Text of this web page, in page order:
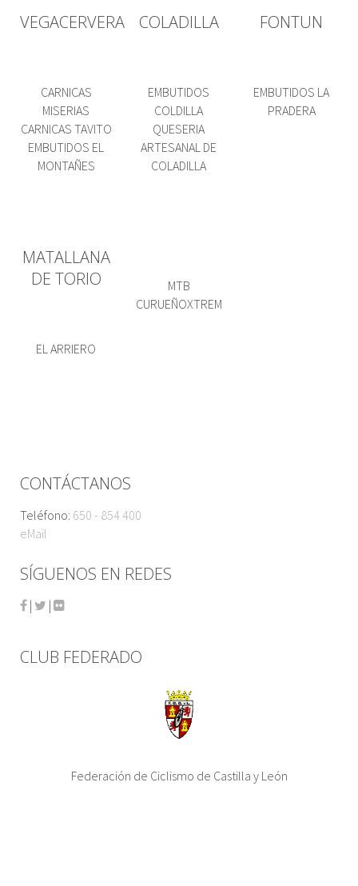
VEGACERVERA
CARNICAS
MISERIAS
CARNICAS TAVITO
EMBUTIDOS EL
MONTAÑES
COLADILLA
EMBUTIDOS
COLDILLA
QUESERIA
ARTESANAL DE
COLADILLA
FONTUN
EMBUTIDOS LA
PRADERA
MATALLANA
DE TORIO
EL ARRIERO
MTB
CURUEÑOXTREM
CONTÁCTANOS
Teléfono: 650 - 854 400
eMail
SÍGUENOS EN REDES
| |
CLUB FEDERADO
Federación de Ciclismo de Castilla y León